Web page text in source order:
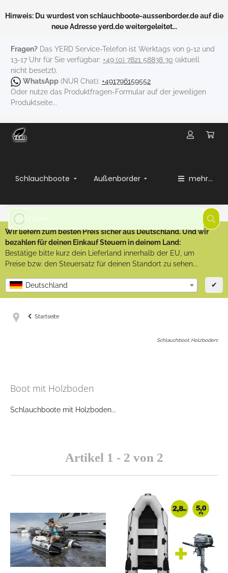
Hinweis: Du wurdest von schlauchboote-aussenborder.de auf die
neue Adresse yerd.de weitergeleitet...
Fragen? Das YERD Service-Telefon ist Werktags von 9-12 und
13-17 Uhr für Sie verfügbar: +49 (0) 7821 58838 30 (aktuell
nicht besetzt).
WhatsApp (NUR Chat): +491796159552
Oder nutze das Produktfragen-Formular auf der jeweiligen
Produktseite...
Schlauchboote Außenborder mehr...
Wir liefern zum besten Preis sicher aus Deutschland. Und wir
bezahlen für deinen Einkauf Steuern in deinem Land:
Bestätige bitte kurz dein Lieferland innerhalb der EU, um
Preise bzw. den Steuersatz für deinen Standort zu sehen...
Deutschland ✔
Startseite
Schlauchboot, Holzboden:
Boot mit Holzboden
Schlauchboote mit Holzboden...
Artikel 1 - 2 von 2